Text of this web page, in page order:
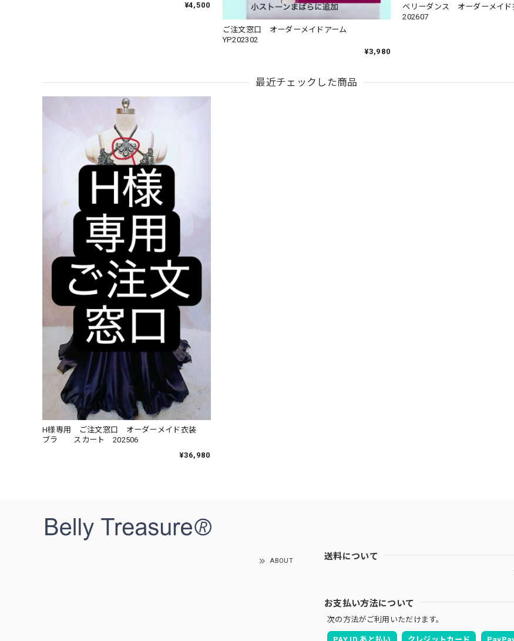
¥4,500
ご注文窓口 オーダーメイドアーム
YP202302
¥3,980
ベリーダンス オーダーメイ
202607
最近チェックした商品
H様専用 ご注文窓口 オーダーメイド衣装
ブラ スカート 202506
¥36,980
ABOUT 送料について
お支払い方法について
次の方法がご利用いただけます。